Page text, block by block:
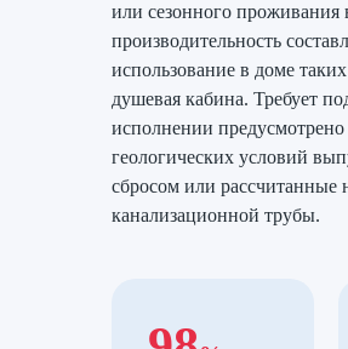
или сезонного проживания
производительность
использование в доме
душевая кабина. Требует
исполнении
геологических условий
сбросом или рассчитанные
канализационной трубы.